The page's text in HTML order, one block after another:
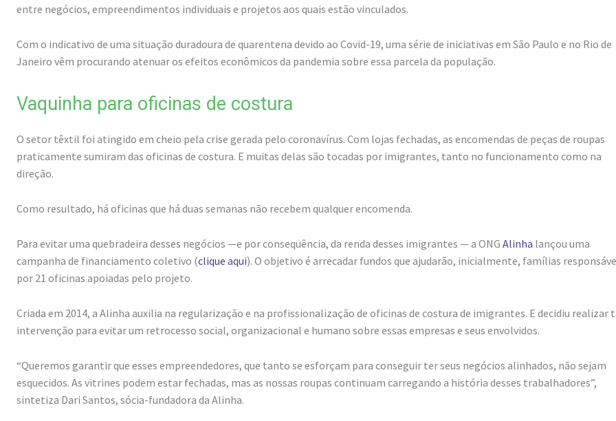
entre negócios, empreendimentos individuais e projetos aos quais estão vinculados.
Com o indicativo de uma situação duradoura de quarentena devido ao Covid-19, uma série de iniciativas em São Paulo e no Rio de
Janeiro vêm procurando atenuar os efeitos econômicos da pandemia sobre essa parcela da população.
Vaquinha para oficinas de costura
O setor têxtil foi atingido em cheio pela crise gerada pelo coronavírus. Com lojas fechadas, as encomendas de peças de roupas
praticamente sumiram das oficinas de costura. E muitas delas são tocadas por imigrantes, tanto no funcionamento como na
direção.
Como resultado, há oficinas que há duas semanas não recebem qualquer encomenda.
Para evitar uma quebradeira desses negócios —e por consequência, da renda desses imigrantes — a ONG Alinha lançou uma
campanha de financiamento coletivo (clique aqui). O objetivo é arrecadar fundos que ajudarão, inicialmente, famílias
por 21 oficinas apoiadas pelo projeto.
Criada em 2014, a Alinha auxilia na regularização e na profissionalização de oficinas de costura de imigrantes. E decidiu realizar
intervenção para evitar um retrocesso social, organizacional e humano sobre essas empresas e seus envolvidos.
“Queremos garantir que esses empreendedores, que tanto se esforçam para conseguir ter seus negócios alinhados, não sejam
esquecidos. As vitrines podem estar fechadas, mas as nossas roupas continuam carregando a história desses trabalhadores”,
sintetiza Dari Santos, sócia-fundadora da Alinha.